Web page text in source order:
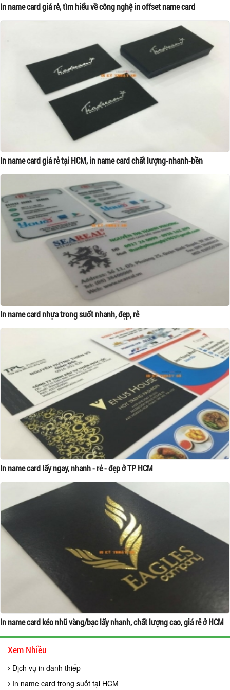
In name card giá rẻ, tìm hiểu về công nghệ in offset name card
In name card giá rẻ tại HCM, in name card chất lượng-nhanh-bền
In name card nhựa trong suốt nhanh, đẹp, rẻ
In name card lấy ngay, nhanh - rẻ - đẹp ở TP HCM
In name card kéo nhũ vàng/bạc lấy nhanh, chất lượng cao, giá rẻ ở HCM
Xem Nhiều
Dịch vụ in danh thiếp
In name card trong suốt tại HCM